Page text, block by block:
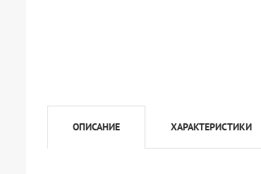
ОПИСАНИЕ ХАРАКТЕРИСТИКИ